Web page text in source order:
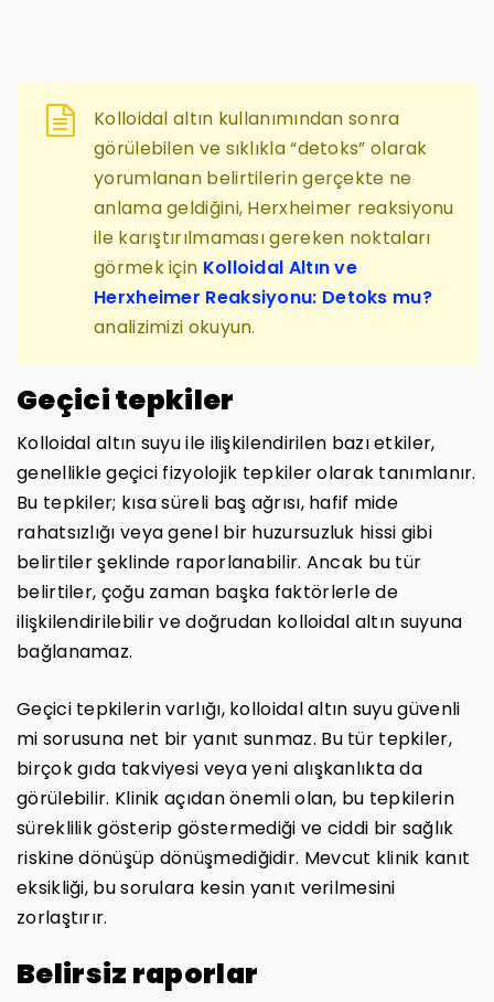
Kolloidal altın kullanımından sonra
görülebilen ve sıklıkla “detoks” olarak
yorumlanan belirtilerin gerçekte ne
anlama geldiğini, Herxheimer reaksiyonu
ile karıştırılmaması gereken noktaları
görmek için Kolloidal Altın ve
Herxheimer Reaksiyonu: Detoks mu?
analizimizi okuyun.
Geçici tepkiler
Kolloidal altın suyu ile ilişkilendirilen bazı etkiler,
genellikle geçici fizyolojik tepkiler olarak tanımlanır.
Bu tepkiler; kısa süreli baş ağrısı, hafif mide
rahatsızlığı veya genel bir huzursuzluk hissi gibi
belirtiler şeklinde raporlanabilir. Ancak bu tür
belirtiler, çoğu zaman başka faktörlerle de
ilişkilendirilebilir ve doğrudan kolloidal altın suyuna
bağlanamaz.
Geçici tepkilerin varlığı, kolloidal altın suyu güvenli
mi sorusuna net bir yanıt sunmaz. Bu tür tepkiler,
birçok gıda takviyesi veya yeni alışkanlıkta da
görülebilir. Klinik açıdan önemli olan, bu tepkilerin
süreklilik gösterip göstermediği ve ciddi bir sağlık
riskine dönüşüp dönüşmediğidir. Mevcut klinik kanıt
eksikliği, bu sorulara kesin yanıt verilmesini
zorlaştırır.
Belirsiz raporlar